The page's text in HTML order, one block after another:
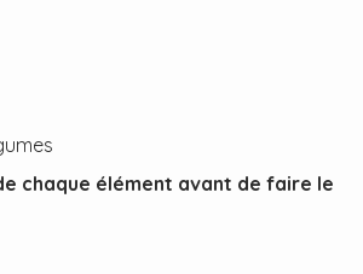
chaque élément avant de faire le